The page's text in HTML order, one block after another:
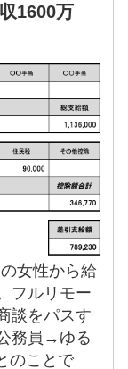
1600万
女性から給
フルリモー
談をパスす
務員→ゆる
のことで